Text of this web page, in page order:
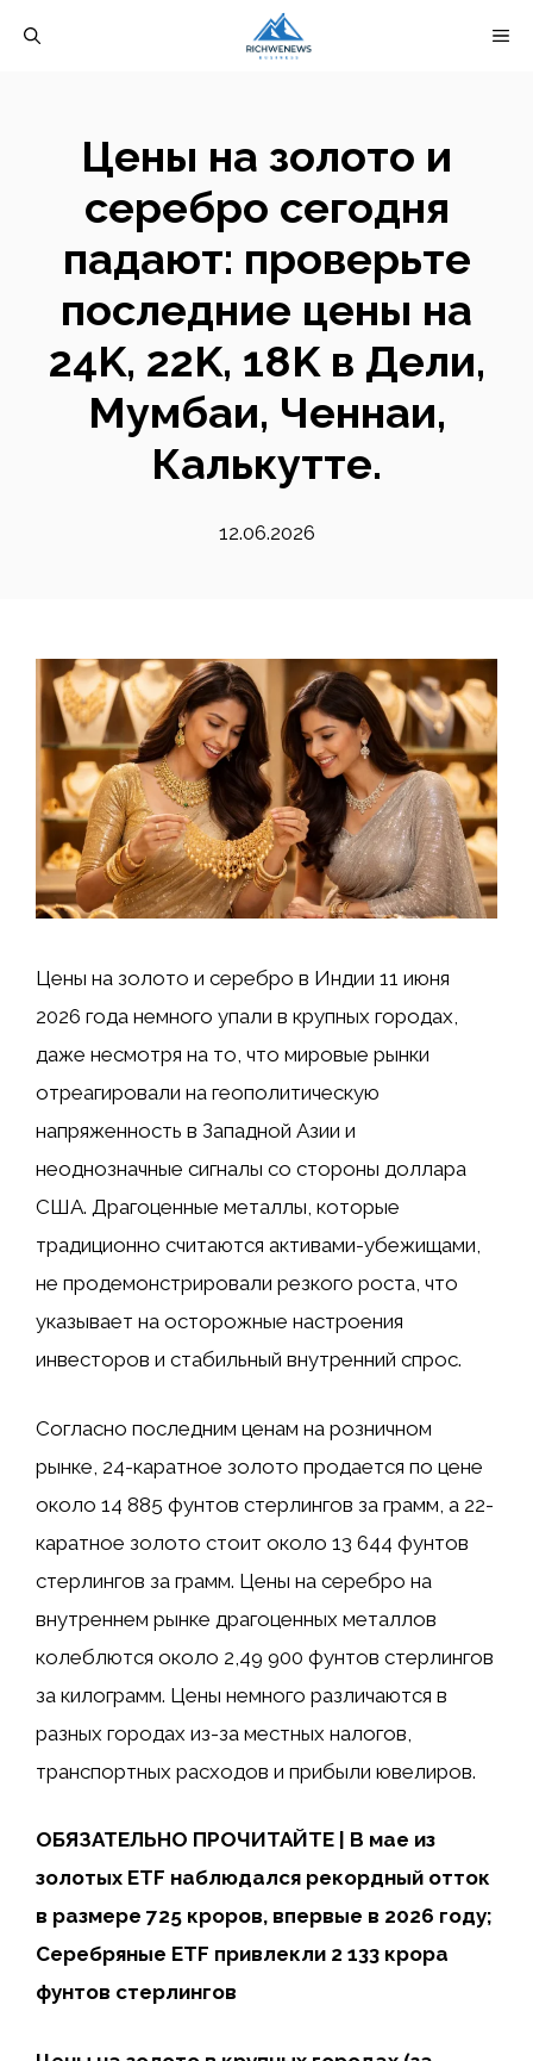
Цены на золото и
серебро сегодня
падают: проверьте
последние цены на
24K, 22K, 18K в Дели,
Мумбаи, Ченнаи,
Калькутте.
12.06.2026
Цены на золото и серебро в Индии 11 июня
2026 года немного упали в крупных городах,
даже несмотря на то, что мировые рынки
отреагировали на геополитическую
напряженность в Западной Азии и
неоднозначные сигналы со стороны доллара
США. Драгоценные металлы, которые
традиционно считаются активами-убежищами,
не продемонстрировали резкого роста, что
указывает на осторожные настроения
инвесторов и стабильный внутренний спрос.
Согласно последним ценам на розничном
рынке, 24-каратное золото продается по цене
около 14 885 фунтов стерлингов за грамм, а 22-
каратное золото стоит около 13 644 фунтов
стерлингов за грамм. Цены на серебро на
внутреннем рынке драгоценных металлов
колеблются около 2,49 900 фунтов стерлингов
за килограмм. Цены немного различаются в
разных городах из-за местных налогов,
транспортных расходов и прибыли ювелиров.
ОБЯЗАТЕЛЬНО ПРОЧИТАЙТЕ | В мае из
золотых ETF наблюдался рекордный отток
в размере 725 кроров, впервые в 2026 году;
Серебряные ETF привлекли 2 133 крора
фунтов стерлингов